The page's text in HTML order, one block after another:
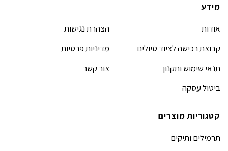
מידע
אודות
קבוצת רכישה לציוד טיולים
תנאי שימוש ותקנון
ביטול עסקה
הצהרת נגישות
מדיניות פרטיות
צור קשר
קטגוריות מוצרים
תרמילים ותיקים